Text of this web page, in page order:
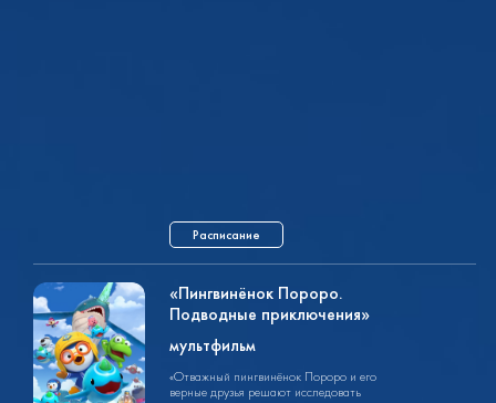
Расписание
мультфильм
1ч. 55мин.
6+
«Пингвинёнок Пороро.
Подводные приключения»
мультфильм
«Отважный пингвинёнок Пороро и его
верные друзья решают исследовать